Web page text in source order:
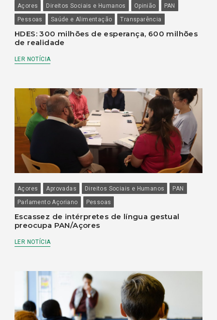
Açores Direitos Sociais e Humanos Opinião
PAN
Pessoas
Saúde e Alimentação Transparência
HDES: 300 milhões de esperança, 600 milhões
de realidade
LER NOTÍCIA
Açores Aprovadas Direitos Sociais e Humanos
PAN
Parlamento Açoriano
Pessoas
Escassez de intérpretes de língua gestual
preocupa PAN/Açores
LER NOTÍCIA